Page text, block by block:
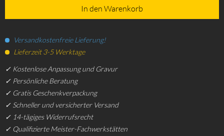
In den Warenkorb
Versandkostenfreie Lieferung!
Lieferzeit 3-5 Werktage
✓ Kostenlose Anpassung und Gravur
✓ Persönliche Beratung
✓ Gratis Geschenkverpackung
✓ Schneller und versicherter Versand
✓ 14-tägiges Widerrufsrecht
✓ Qualifizierte Meister-Fachwerkstätten